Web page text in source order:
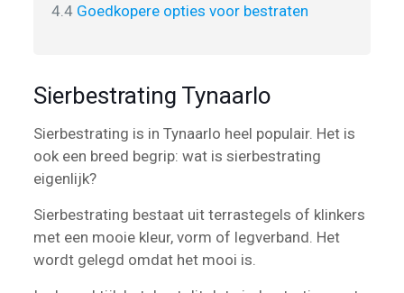
4.4 Goedkopere opties voor bestraten
Sierbestrating Tynaarlo
Sierbestrating is in Tynaarlo heel populair. Het is
ook een breed begrip: wat is sierbestrating
eigenlijk?
Sierbestrating bestaat uit terrastegels of klinkers
met een mooie kleur, vorm of legverband. Het
wordt gelegd omdat het mooi is.